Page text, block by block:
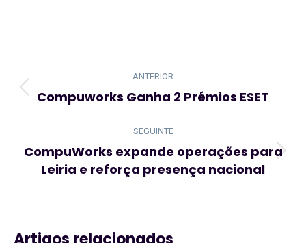
Navegação
de
post:
ANTERIOR
Artigo
Compuworks Ganha 2 Prémios ESET
SEGUINTE
Artigo
seguinte:
CompuWorks expande operações para
Leiria e reforça presença nacional